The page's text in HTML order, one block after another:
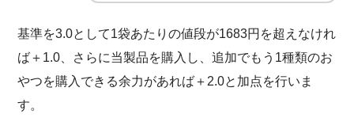
基準を3.0として1袋あたりの値段が1683円を超えなけれ
ば＋1.0、さらに当製品を購入し、追加でもう1種類のお
やつを購入できる余力があれば＋2.0と加点を行いま
す。